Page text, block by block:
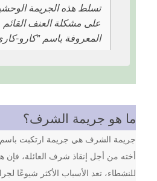
تسلط هذه الجريمة
على مشكلة العنف
المعروفة باسم "كارو-
ما هو جريمة الشرف؟
جريمة الشرف هي جريمة ارتكبت باسم
أخته من أجل إنقاذ شرف العائلة، فإن
للنشطاء، تعد الأسباب الأكثر شيوعًا